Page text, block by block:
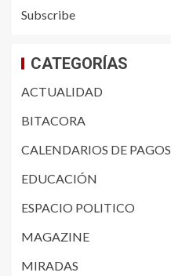
Subscribe
CATEGORÍAS
ACTUALIDAD
BITACORA
CALENDARIOS DE PAGOS
EDUCACIÓN
ESPACIO POLITICO
MAGAZINE
MIRADAS